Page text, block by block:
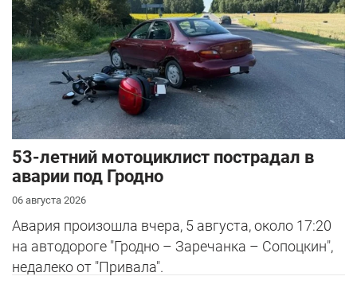
53-летний мотоциклист пострадал в
аварии под Гродно
06 августа 2026
Авария произошла вчера, 5 августа, около 17:20
на автодороге "Гродно – Заречанка – Сопоцкин",
недалеко от "Привала".